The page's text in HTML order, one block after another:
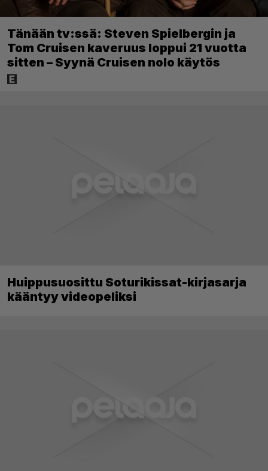
Tänään tv:ssä: Steven Spielbergin ja
Tom Cruisen kaveruus loppui 21 vuotta
sitten – Syynä Cruisen nolo käytös
Huippusuosittu Soturikissat-kirjasarja
kääntyy videopeliksi